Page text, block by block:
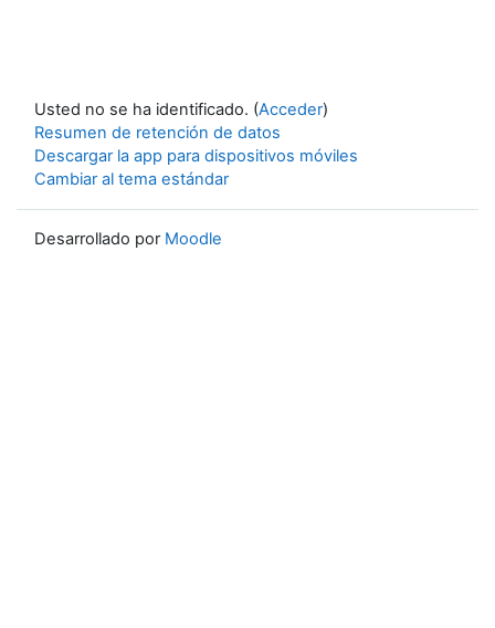
Usted no se ha identificado. (Acceder)
Resumen de retención de datos
Descargar la app para dispositivos móviles
Cambiar al tema estándar
Desarrollado por Moodle